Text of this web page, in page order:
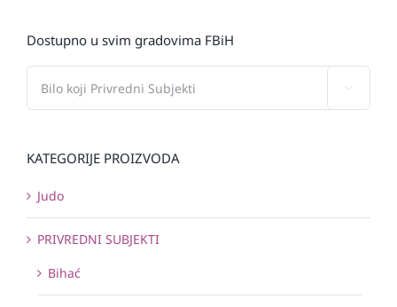
Dostupno u svim gradovima FBiH
KATEGORIJE PROIZVODA
Judo
PRIVREDNI SUBJEKTI
Bihać